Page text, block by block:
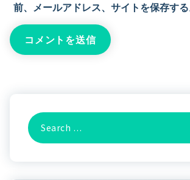
前、メールアドレス、サイトを保存する
Search
For: